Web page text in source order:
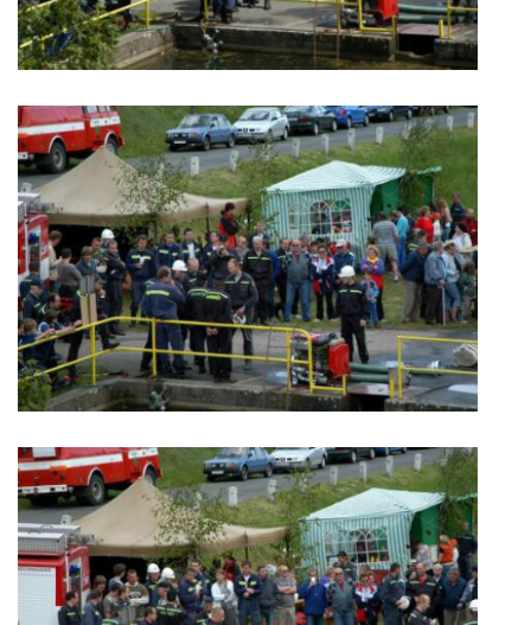
IČ: 65715764
hasici.havlovice@seznam.cz
© 2026 eStránky.cz |WebSlice |Tisk|Aktualizováno: 14. 6. 2026
Nahoru ↑